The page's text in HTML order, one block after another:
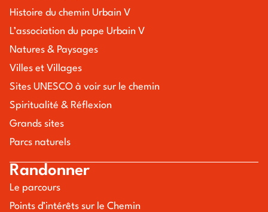
Histoire du chemin Urbain V
L’association du pape Urbain V
Natures & Paysages
Villes et Villages
Sites UNESCO à voir sur le chemin
Spiritualité & Réflexion
Grands sites
Parcs naturels
Randonner
Le parcours
Points d’intérêts sur le Chemin